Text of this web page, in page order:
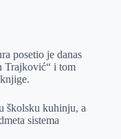
posetio je danas
Trajković“ i tom
školsku kuhinju, a
sistema